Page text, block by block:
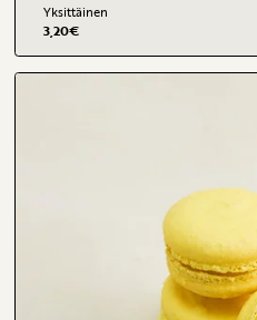
Yksittäinen
3,20€